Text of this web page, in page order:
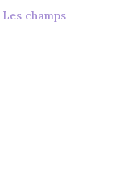
Les champs